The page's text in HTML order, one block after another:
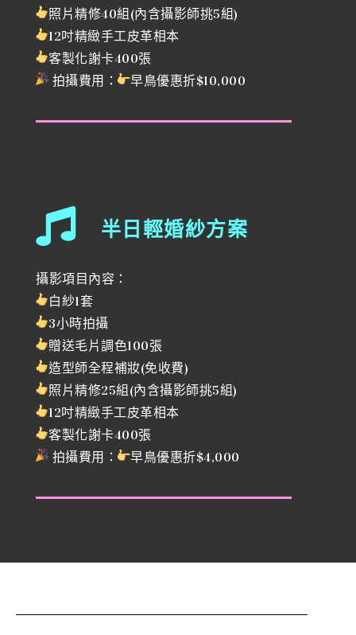
照片精修40組(內含攝影師挑5組)
12吋精緻手工皮革相本
客製化謝卡400張
拍攝費用：
早鳥優惠折$10,000
半日輕婚紗方案
攝影項目內容：
白紗1套
3小時拍攝
贈送毛片調色100張
造型師全程補妝(免收費)
照片精修25組(內含攝影師挑5組)
12吋精緻手工皮革相本
客製化謝卡400張
拍攝費用：
早鳥優惠折$4,000